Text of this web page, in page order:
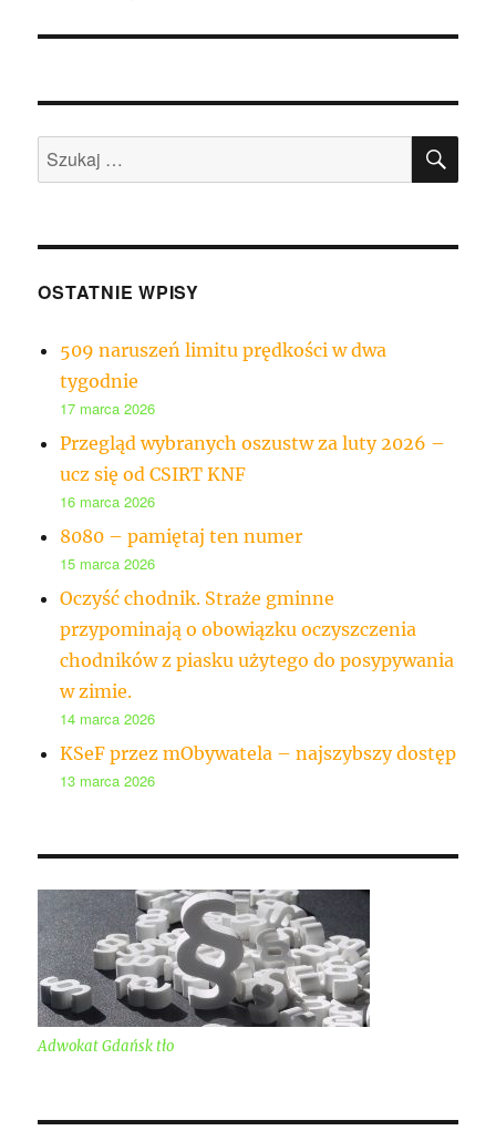
Szukaj:
OSTATNIE WPISY
509 naruszeń limitu prędkości w dwa
tygodnie
17 marca 2026
Przegląd wybranych oszustw za luty 2026 –
ucz się od CSIRT KNF
16 marca 2026
8080 – pamiętaj ten numer
15 marca 2026
Oczyść chodnik. Straże gminne
przypominają o obowiązku oczyszczenia
chodników z piasku użytego do posypywania
w zimie.
14 marca 2026
KSeF przez mObywatela – najszybszy dostęp
13 marca 2026
Adwokat Gdańsk tło